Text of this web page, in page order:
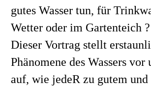
gutes Wasser tun, für
Wetter oder im Gartenteich ?
Dieser Vortrag stellt
Phänomene des Wassers vor
auf, wie jedeR zu gutem und